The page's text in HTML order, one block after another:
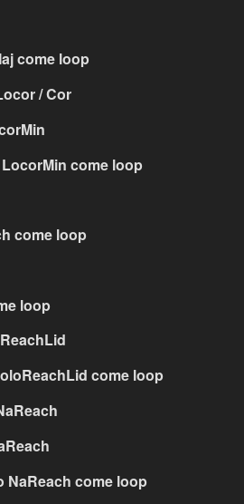
come loop
/ Cor
come loop
come loop
loop
come loop
NaReach come loop